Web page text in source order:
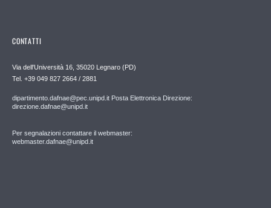
CONTATTI
Via dell'Università 16, 35020 Legnaro (PD)
Tel. +39 049 827 2664 / 2881
dipartimento.dafnae@pec.unipd.it Posta Elettronica Direzione:
direzione.dafnae@unipd.it
Per segnalazioni contattare il webmaster:
webmaster.dafnae@unipd.it